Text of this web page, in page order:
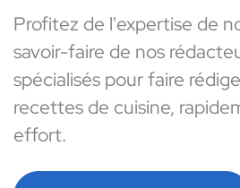
Profitez de l'expertise de
savoir-faire de nos
spécialisés pour faire
recettes de cuisine,
effort.